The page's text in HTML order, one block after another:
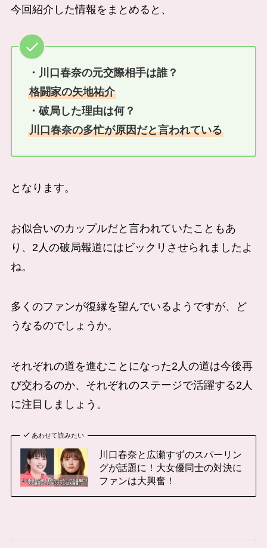
今回紹介した情報をまとめると、
・川口春奈の元交際相手は誰？
格闘家の矢地祐介
・破局した理由は何？
川口春奈の多忙が原因だと言われている
となります。
お似合いのカップルだと言われていたこともあ
り、2人の破局報道にはビックリさせられましたよ
ね。
多くのファンが復縁を望んでいるようですが、ど
うなるのでしょうか。
それぞれの道を進むことになった2人の道は今後再
び交わるのか、それぞれのステージで活躍する2人
に注目しましょう。
あわせて読みたい
川口春奈と広瀬すずのスパーリン
グが話題に！大女優同士の対決に
ファンは大興奮！